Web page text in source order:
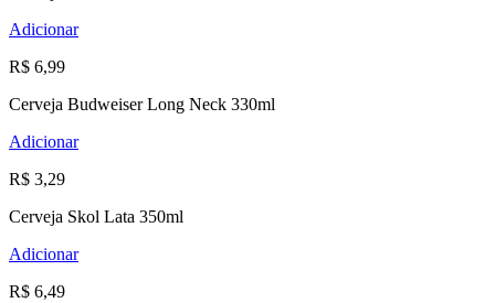
Adicionar
R$ 6,99
Cerveja Budweiser Long Neck 330ml
Adicionar
R$ 3,29
Cerveja Skol Lata 350ml
Adicionar
R$ 6,49